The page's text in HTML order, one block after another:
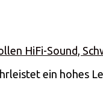
HiFi-Sound,
ein hohes